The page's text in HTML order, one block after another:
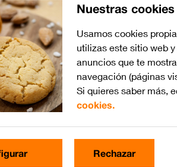
Nuestras cookies
Usamos cookies
utilizas este sitio web
anuncios que te
navegación (páginas
Si quieres saber más,
cookies.
Rechazar